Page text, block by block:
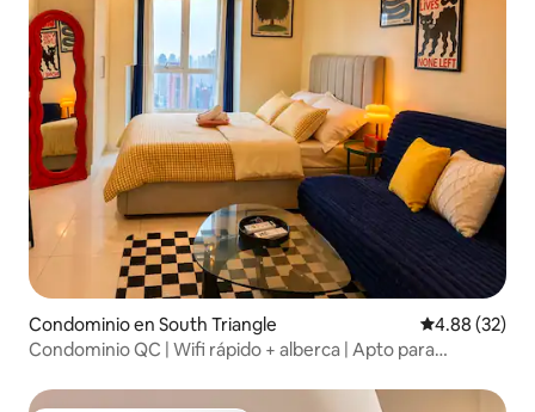
Condominio en South Triangle Calificación
4.88 (32)
Condominio QC | Wifi rápido + alberca | Apto para